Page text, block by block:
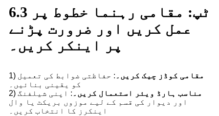
6.3 ٹپ: مقامی رہنما خطوط پر
عمل کریں اور ضرورت پڑنے
پر اینکر کریں۔
1) مقامی کوڈز چیک کریں۔ : حفاظتی ضوابط کی تعمیل
کو یقینی بنائیں۔
2)
مناسب ہارڈ ویئر استعمال کریں۔ : اپنی شیلفنگ
اور دیوار کی قسم کے لیے موزوں بریکٹ یا وال
اینکرز کا انتخاب کریں۔